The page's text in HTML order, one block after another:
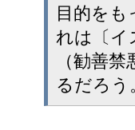
目的をも
れは〔イ
（勧善
るだろう